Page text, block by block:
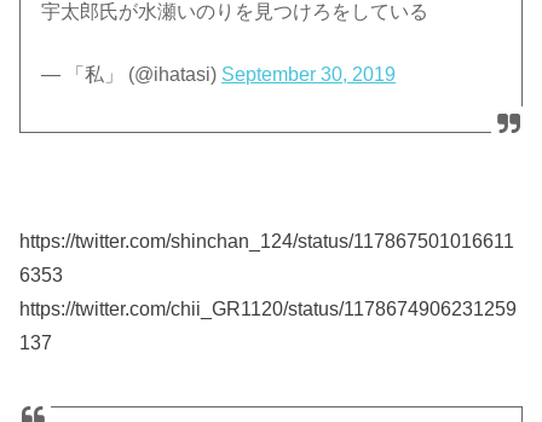
宇太郎氏が水瀬いのりを見つけろをしている
— 「私」 (@ihatasi) September 30, 2019
https://twitter.com/shinchan_124/status/117867501016611
6353
https://twitter.com/chii_GR1120/status/1178674906231259
137